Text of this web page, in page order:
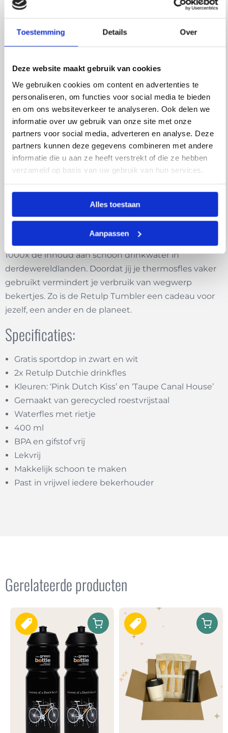
Toestemming Details Over
Deze website maakt gebruik van cookies
We gebruiken cookies om content en advertenties te
personaliseren, om functies voor social media te bieden
en om ons websiteverkeer te analyseren. Ook delen we
informatie over uw gebruik van onze site met onze
partners voor social media, adverteren en analyse. Deze
partners kunnen deze gegevens combineren met andere
informatie die u aan ze heeft verstrekt of die ze hebben
verzameld op basis van uw gebruik van hun services.
Alles toestaan
Aanpassen
Met de voordeelpakketten van Retulp koop je
-1x Dutchie Taupe Canal Houses 400 ml (t.w.v. €15,95)
-1x Dutchie Pink Kiss 400 ml (t.w.v. €15,95)
– GRATIS sportdoppen zwart en wit
Over Retulp:
Als je veel reist, zowel privé als voor je werk, dan is het
goed en verstandig om vooral genoeg te drinken.
Veel mensen doen dat, maar produceren helaas
gezamenlijk een aanzienlijke hoeveelheid plastic
vrijwel ieder ecosysteem en richt daar grote schade
aan. Retulp zet zich in voor een betere en mooiere
te brengen. Bij iedere verkochte fles doneert Retulp
1000x de inhoud aan schoon drinkwater in
derdewereldlanden. Doordat jij je thermosfles vaker
gebruikt vermindert je verbruik van wegwerp
bekertjes. Zo is de Retulp Tumbler een cadeau voor
jezelf, een ander en de planeet.
Specificaties:
Gratis sportdop in zwart en wit
2x Retulp Dutchie drinkfles
Kleuren: ‘Pink Dutch Kiss’ en ‘Taupe Canal House’
Gemaakt van gerecycled roestvrijstaal
Waterfles met rietje
400 ml
BPA en gifstof vrij
Lekvrij
Makkelijk schoon te maken
Past in vrijwel iedere bekerhouder
Gerelateerde producten